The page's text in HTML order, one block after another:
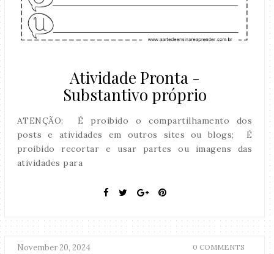
Atividade Pronta -
Substantivo próprio
ATENÇÃO: É proibido o compartilhamento dos
posts e atividades em outros sites ou blogs; É
proibido recortar e usar partes ou imagens das
atividades para
November 20, 2024 0 COMMENTS